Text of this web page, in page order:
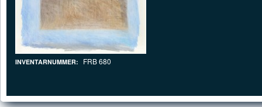
INVENTARNUMMER: FRB 680